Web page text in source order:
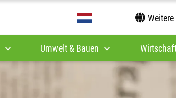
Umwelt & Bauen